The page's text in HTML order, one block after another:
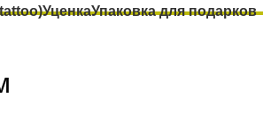
УценкаУпаковка для подарков